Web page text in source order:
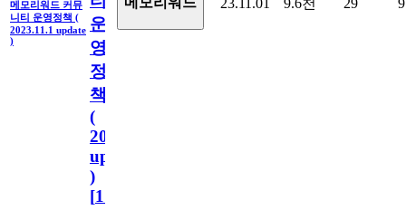
메모리워드 커뮤
니티 운영정책 (
2023.11.1 update
)
운
영
정
책
(
2023.11.1
update
)
[110